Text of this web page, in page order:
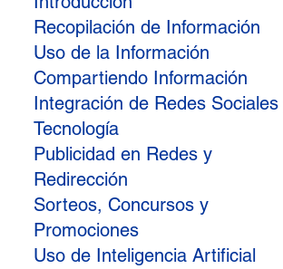
Recopilación de Información
Uso de la Información
Compartiendo Información
Integración de Redes Sociales
Tecnología
Publicidad en Redes y
Redirección
Sorteos, Concursos y
Promociones
Uso de Inteligencia Artificial